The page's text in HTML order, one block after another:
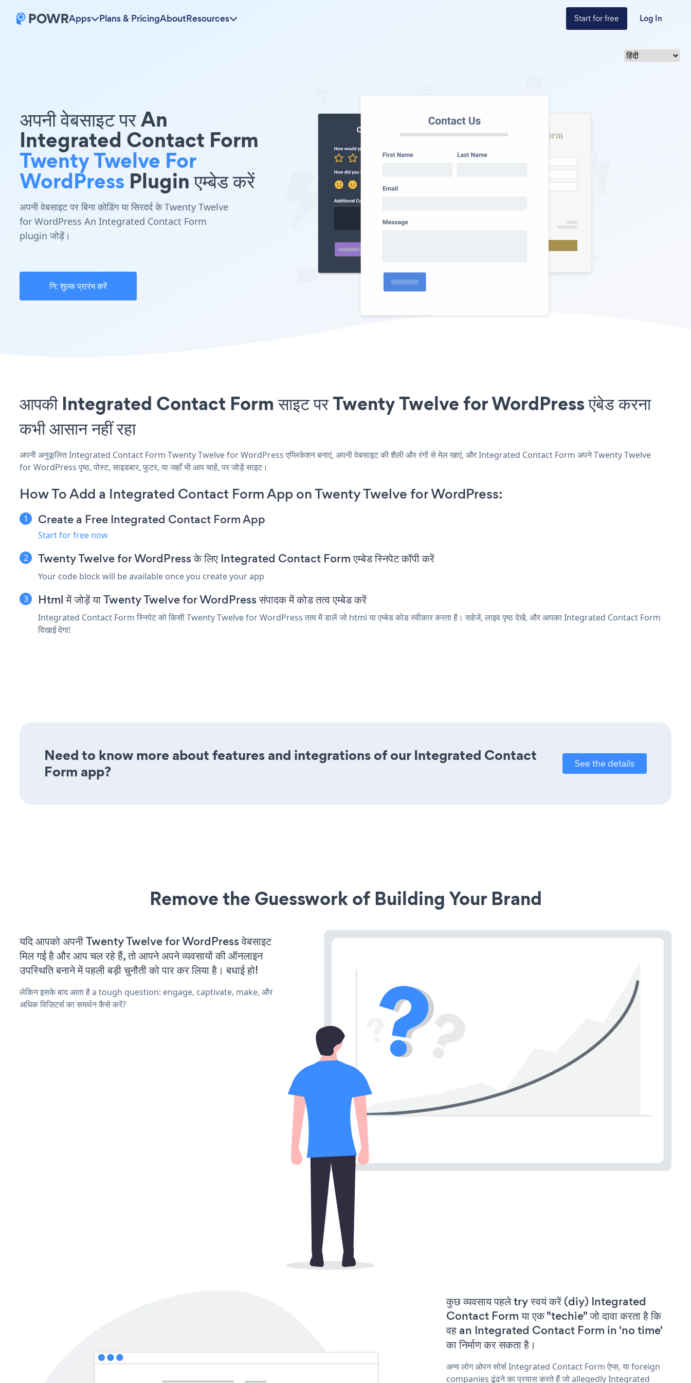
Apps Plans & PricingAboutResources Start for free Log In
अपनी वेबसाइट पर An
Integrated Contact Form
Twenty Twelve For
WordPress Plugin एम्बेड करें
अपनी वेबसाइट पर बिना कोडिंग या सिरदर्द के Twenty Twelve
for WordPress An Integrated Contact Form
plugin जोड़ें।
नि: शुल्क प्रारंभ करें
आपकी Integrated Contact Form साइट पर Twenty Twelve for WordPress एंबेड करना
कभी आसान नहीं रहा
अपनी अनुकूलित Integrated Contact Form Twenty Twelve for WordPress एप्लिकेशन बनाएं, अपनी वेबसाइट की शैली और रंगों से मेल खाएं, और Integrated Contact Form अपने Twenty Twelve
for WordPress पृष्ठ, पोस्ट, साइडबार, फुटर, या जहाँ भी आप चाहें, पर जोड़ें साइट।
How To Add a Integrated Contact Form App on Twenty Twelve for WordPress:
Create a Free Integrated Contact Form App
Start for free now
Twenty Twelve for WordPress के लिए Integrated Contact Form एम्बेड स्निपेट कॉपी करें
Your code block will be available once you create your app
Html में जोड़ें या Twenty Twelve for WordPress संपादक में कोड तत्व एम्बेड करें
Integrated Contact Form स्निपेट को किसी Twenty Twelve for WordPress तत्व में डालें जो html या एम्बेड कोड स्वीकार करता है। सहेजें, लाइव पृष्ठ देखें, और आपका Integrated Contact Form
दिखाई देगा!
Need to know more about features and integrations of our Integrated Contact
Form app?
See the details
Remove the Guesswork of Building Your Brand
यदि आपको अपनी Twenty Twelve for WordPress वेबसाइट
मिल गई है और आप चल रहे हैं, तो आपने अपने व्यवसायों की ऑनलाइन
उपस्थिति बनाने में पहली बड़ी चुनौती को पार कर लिया है। बधाई हो!
लेकिन इसके बाद आता है a tough question: engage, captivate, make, और
अधिक विज़िटर्स का समर्थन कैसे करें?
कुछ व्यवसाय पहले try स्वयं करें (diy) Integrated
Contact Form या एक "techie" जो दावा करता है कि
वह an Integrated Contact Form in 'no time'
का निर्माण कर सकता है।
अन्य लोग ओपन सोर्स Integrated Contact Form ऐप्स, या foreign
companies ढूंढने का प्रयास करते हैं जो allegedly Integrated